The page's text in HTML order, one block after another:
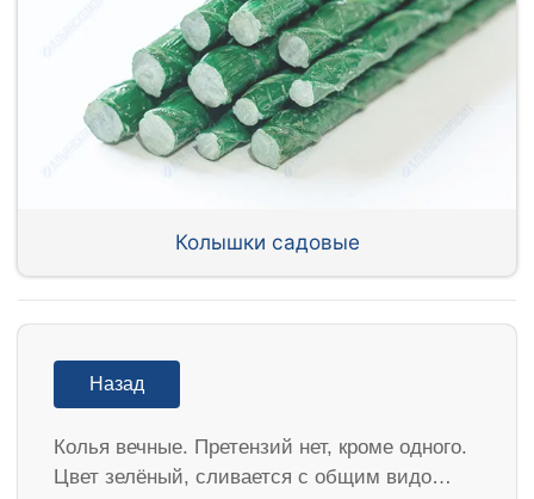
Колышки садовые
Назад
Колья вечные. Претензий нет, кроме одного.
Цвет зелёный, сливается с общим видо…